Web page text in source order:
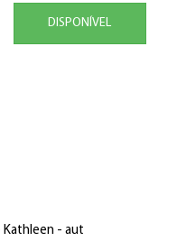
DISPONÍVEL
Kathleen - aut